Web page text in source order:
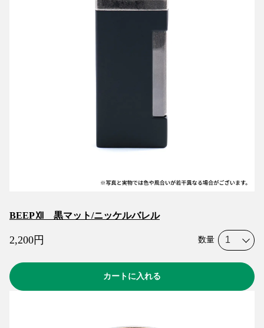
BEEPⅫ 黒マット/ニッケルバレル
2,200円 数量
カートに入れる